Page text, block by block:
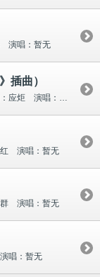
演唱：暂无
插曲）
演唱：暂无
演唱：暂无
唱：暂无